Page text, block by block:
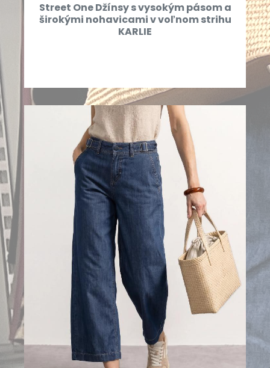
Street One Džínsy s vysokým pásom a
širokými nohavicami v voľnom strihu
KARLIE